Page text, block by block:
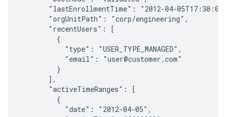
"lastEnrollmentTime": "2012-04-
       "orgUnitPath": "corp/engineering",
       "recentUsers": [
         {
           "type": "USER_TYPE_MANAGED",
           "email": "user@customer.com"
         }
       ],
       "activeTimeRanges": [
         {
           "date": "2012-04-05",